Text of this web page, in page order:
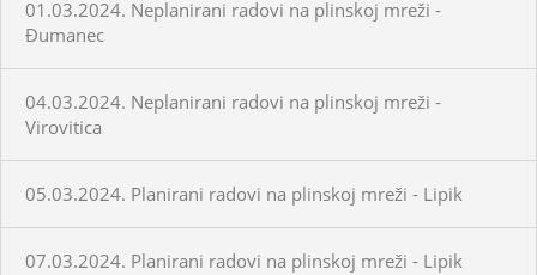
01.03.2024. Neplanirani radovi na plinskoj mreži -
Đumanec
04.03.2024. Neplanirani radovi na plinskoj mreži -
Virovitica
05.03.2024. Planirani radovi na plinskoj mreži - Lipik
07.03.2024. Planirani radovi na plinskoj mreži - Lipik